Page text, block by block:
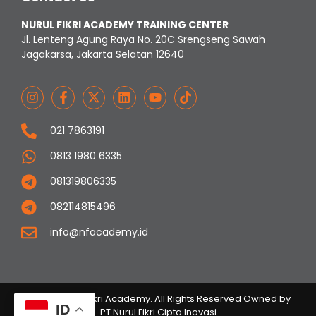
NURUL FIKRI ACADEMY TRAINING CENTER
Jl. Lenteng Agung Raya No. 20C Srengseng Sawah
Jagakarsa, Jakarta Selatan 12640
021 7863191
0813 1980 6335
081319806335
082114815496
info@nfacademy.id
© 2023 Nurul Fikri Academy. All Rights Reserved Owned by
PT Nurul Fikri Cipta Inovasi
ID